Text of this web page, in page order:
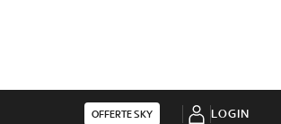
OFFERTE SKY LOGIN